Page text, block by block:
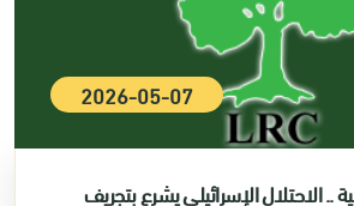
2026-05-07
.. الاحتلال الإسرائيلي يشرع بتجريف